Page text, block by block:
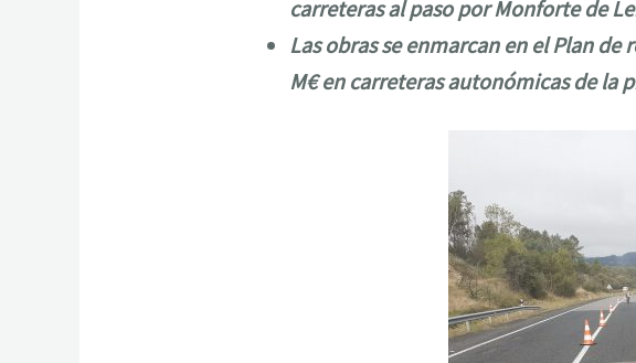
carreteras al paso por Monforte de
Las obras se enmarcan en el Plan
M€ en carreteras autonómicas de la